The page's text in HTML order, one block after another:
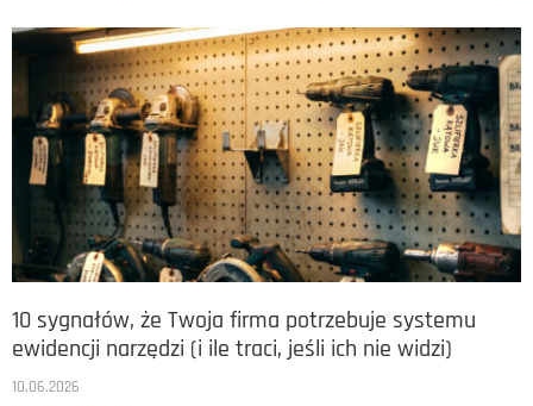
10 sygnałów, że Twoja firma potrzebuje systemu
ewidencji narzędzi (i ile traci, jeśli ich nie widzi)
10.06.2026